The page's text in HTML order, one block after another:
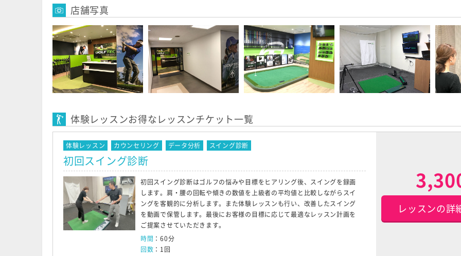
店舗写真
体験レッスンお得なレッスンチケット一覧
体験レッスン カウンセリング データ分析 スイング診断
初回スイング診断
初回スイング診断はゴルフの悩みや目標をヒアリング後、スイングを録画
します。肩・腰の回転や傾きの数値を上級者の平均値と比較しながらスイ
ングを客観的に分析します。また体験レッスンも行い、改善したスイング
を動画で保管します。最後にお客様の目標に応じて最適なレッスン計画を
ご提案させていただきます。
時間 ：60分
回数 ：1回
レッスンの詳